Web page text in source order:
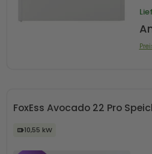
FoxEss Avocado 22 Pro
10,55 kW